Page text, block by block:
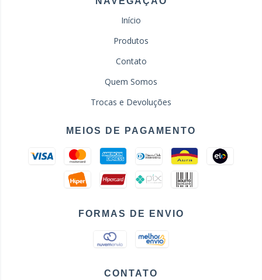
Início
Produtos
Contato
Quem Somos
Trocas e Devoluções
MEIOS DE PAGAMENTO
FORMAS DE ENVIO
CONTATO